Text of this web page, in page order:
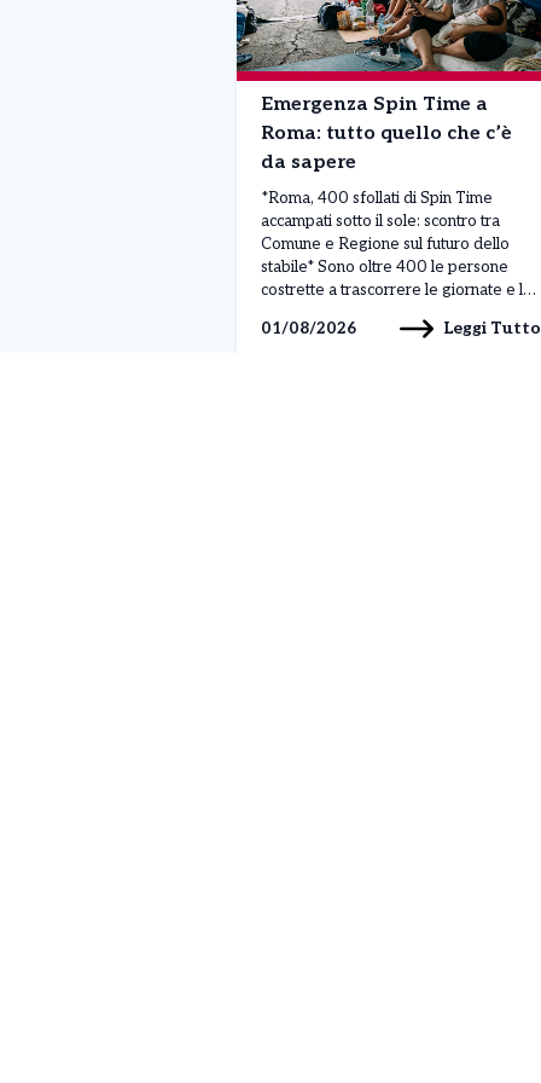
Emergenza Spin Time a
Roma: tutto quello che c’è
da sapere
*Roma, 400 sfollati di Spin Time
accampati sotto il sole: scontro tra
Comune e Regione sul futuro dello
stabile* Sono oltre 400 le persone
costrette a trascorrere le giornate e le
Roma, dopo l’evacuazione dello
01/08/2026 Leggi Tutto